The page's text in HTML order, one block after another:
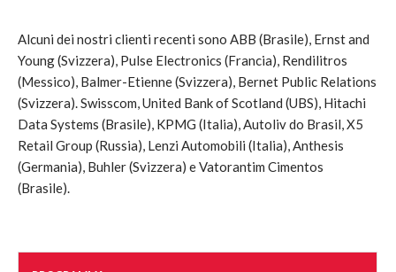
Alcuni dei nostri clienti recenti sono ABB (Brasile), Ernst and
Young (Svizzera), Pulse Electronics (Francia), Rendilitros
(Messico), Balmer-Etienne (Svizzera), Bernet Public Relations
(Svizzera). Swisscom, United Bank of Scotland (UBS), Hitachi
Data Systems (Brasile), KPMG (Italia), Autoliv do Brasil, X5
Retail Group (Russia), Lenzi Automobili (Italia), Anthesis
(Germania), Buhler (Svizzera) e Vatorantim Cimentos
(Brasile).